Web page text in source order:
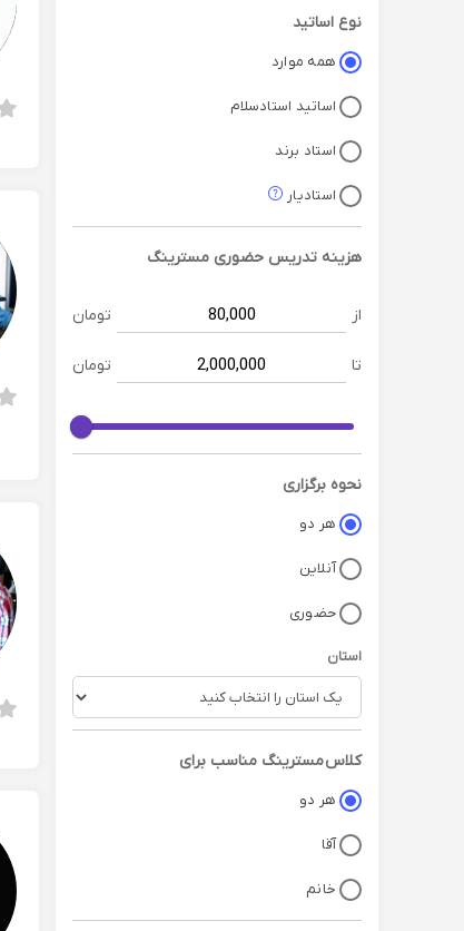
mastering
کیوبیس
نرم افزار آهنگسازی qbase
آهنگسازی با newEndo
نوع اساتید
همه موارد
اساتید استادسلام
استاد برند
استادیار
هزینه تدریس حضوری مسترینگ
از تومان
تا تومان
نحوه برگزاری
هر دو
آنلاین
حضوری
استان
کلاسمسترینگ مناسب برای
هر دو
آقا
خانم